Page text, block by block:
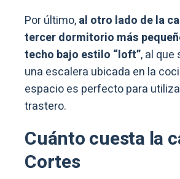
Por último,al otro lado de la
tercer dormitorio más
techo bajo estilo “loft”, al que
una escalera ubicada en la
espacio es perfecto para
trastero.
Cuánto cuesta la
Cortes